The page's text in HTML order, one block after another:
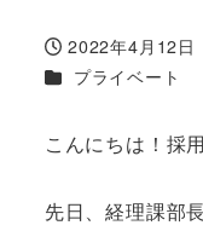
投稿日
2022年4月12日
カテゴリー
プライベート
こんにちは！採
先日、経理課部